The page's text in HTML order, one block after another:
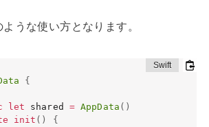
うな使い方となります。
{
let shared = AppData ( )
init ( )
{